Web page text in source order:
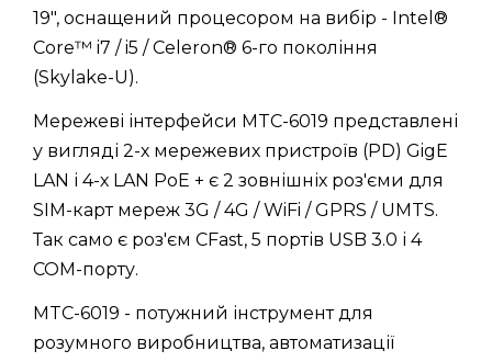
19", оснащений процесором на вибір - Intel®
Core™ i7 / i5 / Celeron® 6-го покоління
(Skylake-U).
Мережеві інтерфейси MTC-6019 представлені
у вигляді 2-х мережевих пристроїв (PD) GigE
LAN і 4-х LAN PoE + є 2 зовнішніх роз'єми для
SIM-карт мереж 3G / 4G / WiFi / GPRS / UMTS.
Так само є роз'єм CFast, 5 портів USB 3.0 і 4
COM-порту.
MTC-6019 - потужний інструмент для
розумного виробництва, автоматизації